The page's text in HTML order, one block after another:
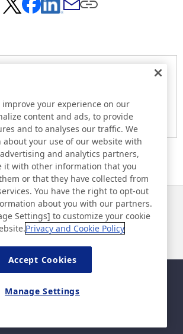
at the release day. This information
the information at other medias.
Contacto
Política de seguridad de la
improve your experience on our
content and ads, to provide
and to analyses our traffic. We
your use of our website with
and analytics partners,
it with other information that you
or that they have collected from
You have the right to opt-out
about you with our partners.
Settings] to customize your cookie
Privacy and Cookie Policy
Accept Cookies
Manage Settings